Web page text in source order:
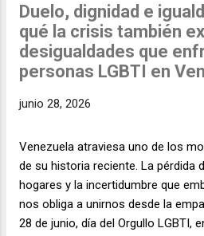
Duelo, dignidad e
qué la crisis también
desigualdades que
personas LGBTI en
junio 28, 2026
Venezuela atraviesa uno de los
de su historia reciente. La pérdida
hogares y la incertidumbre que
nos obliga a unirnos desde la
28 de junio, día del Orgullo LGBTI,